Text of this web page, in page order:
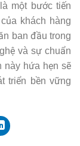
một bước tiến
khách hàng
ban đầu trong
và sự chuẩn
này hứa hẹn sẽ
triển bền vững